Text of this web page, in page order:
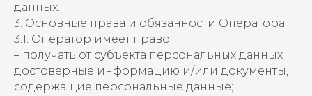
данных.
3. Основные права и обязанности Оператора
3.1. Оператор имеет право:
– получать от субъекта персональных данных
достоверные информацию и/или документы,
содержащие персональные данные;